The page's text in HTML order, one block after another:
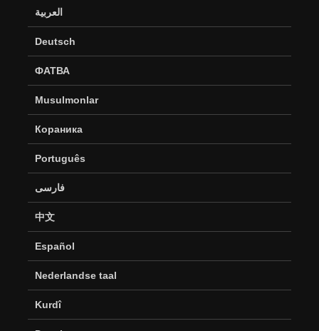
العربية
Deutsch
ФАТВА
Musulmonlar
Кораника
Português
فارسی
中文
Español
Nederlandse taal
Kurdî